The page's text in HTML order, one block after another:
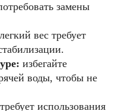
замены
легкий вес требует
избегайте
воды, чтобы не
использования